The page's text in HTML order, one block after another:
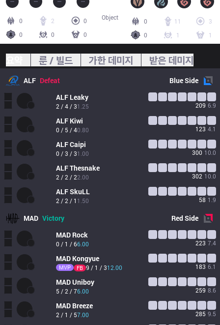
0 2
0
0
0 0
0 11
3
0
1 1
Object
룬 / 빌드 가한 데미지 받은 데미지
ALF Defeat BlueSide
ALF Leaky
2 / 4 / 31.25 209 6.9
ALF Kiwi
0 / 5 / 40.80 123 4.1
ALFCaipi
0 / 3 / 31.00 300 10.0
ALFThesnake
2 / 2 / 22.00 302 10.0
ALFSkuLL
2 / 2 / 1 1.50 58 1.9
MAD Victory RedSide
MAD Rock
0 / 1 / 66.00 223 7.4
MAD Kongyue
MVP FB 9 / 1 / 312.00 183 6.1
MADUniboy
5 / 2 / 76.00 259 8.6
MAD Breeze
2 / 1 / 57.00 285 9.5